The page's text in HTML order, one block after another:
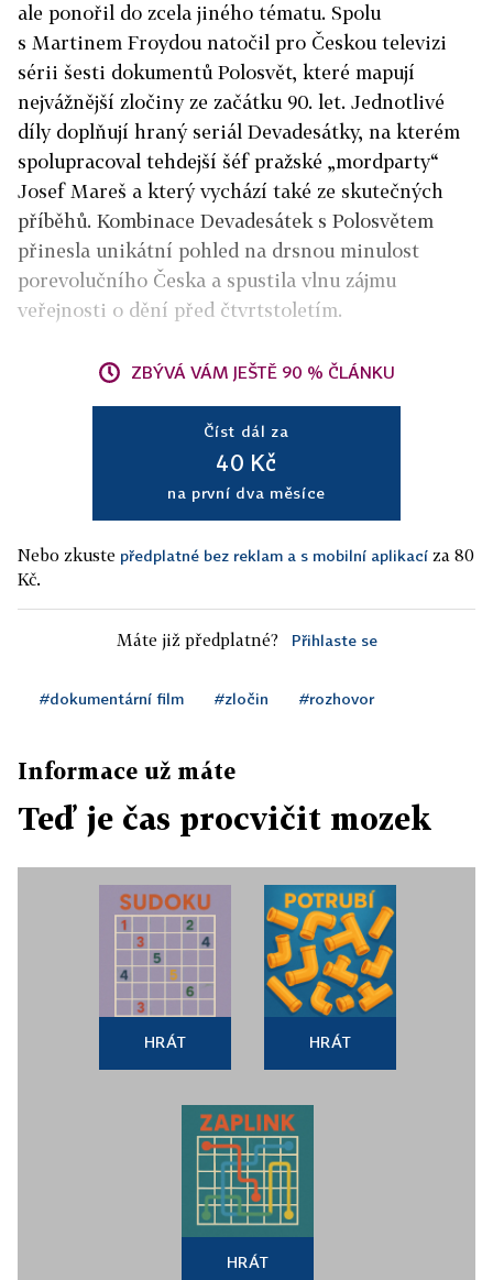
ale ponořil do zcela jiného tématu. Spolu
s Martinem Froydou natočil pro Českou televizi
sérii šesti dokumentů Polosvět, které mapují
nejvážnější zločiny ze začátku 90. let. Jednotlivé
díly doplňují hraný seriál Devadesátky, na kterém
spolupracoval tehdejší šéf pražské „mordparty“
Josef Mareš a který vychází také ze skutečných
příběhů. Kombinace Devadesátek s Polosvětem
přinesla unikátní pohled na drsnou minulost
porevolučního Česka a spustila vlnu zájmu
veřejnosti o dění před čtvrtstoletím.
ZBÝVÁ VÁM JEŠTĚ 90 % ČLÁNKU
Číst dál za
40 Kč
na první dva měsíce
Nebo zkuste předplatné bez reklam a s mobilní aplikací za 80
Kč.
Máte již předplatné? Přihlaste se
#dokumentární film #zločin #rozhovor
Informace už máte
Teď je čas procvičit mozek
HRÁT HRÁT
HRÁT